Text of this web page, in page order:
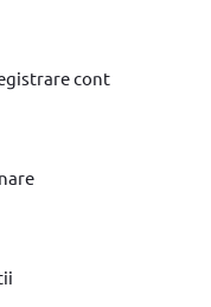
cont